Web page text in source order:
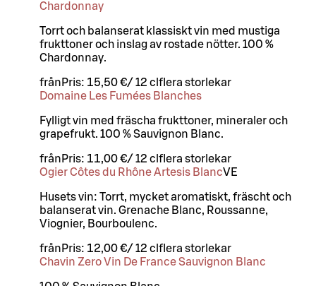
Chardonnay
Torrt och balanserat klassiskt vin med mustiga
frukttoner och inslag av rostade nötter. 100 %
Chardonnay.
från Pris: 15,50 €/ 12 cl flera storlekar
Domaine Les Fumées Blanches
Fylligt vin med fräscha frukttoner, mineraler och
grapefrukt. 100 % Sauvignon Blanc.
från Pris: 11,00 €/ 12 cl flera storlekar
Ogier Côtes du Rhône Artesis BlancVE
Husets vin: Torrt, mycket aromatiskt, fräscht och
balanserat vin. Grenache Blanc, Roussanne,
Viognier, Bourboulenc.
från Pris: 12,00 €/ 12 cl flera storlekar
Chavin Zero Vin De France Sauvignon Blanc